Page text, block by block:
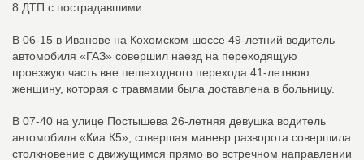
8 ДТП с пострадавшими
В 06-15 в Иванове на Кохомском шоссе 49-летний водитель
автомобиля «ГАЗ» совершил наезд на переходящую
проезжую часть вне пешеходного перехода 41-летнюю
женщину, которая с травмами была доставлена в больницу.
В 07-40 на улице Постышева 26-летняя девушка водитель
автомобиля «Киа К5», совершая маневр разворота совершила
столкновение с движущимся прямо во встречном направлении